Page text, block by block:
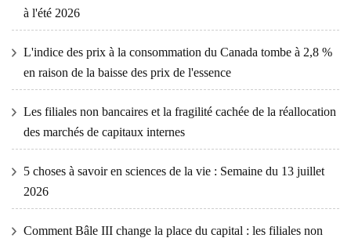
à l'été 2026
L'indice des prix à la consommation du Canada tombe à 2,8 %
en raison de la baisse des prix de l'essence
Les filiales non bancaires et la fragilité cachée de la réallocation
des marchés de capitaux internes
5 choses à savoir en sciences de la vie : Semaine du 13 juillet
2026
Comment Bâle III change la place du capital : les filiales non